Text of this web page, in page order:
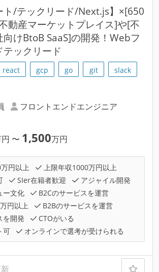
ト/テックリード/Next.js】×[650
動産マーケットプレイス]や[不
けBtoB SaaS]の開発！Webフ
テックリード
react gcp go git
slack
フロントエンドエンジニア
〜 1,500万円
円以上
上限年収1000万円以上
SIer在籍者歓迎
アジャイル開発
ー文化
B2Cのサービスを運営
円以上
B2Bのサービスを運営
を開発
CTOがいる
可
オンラインで選考が受けられる